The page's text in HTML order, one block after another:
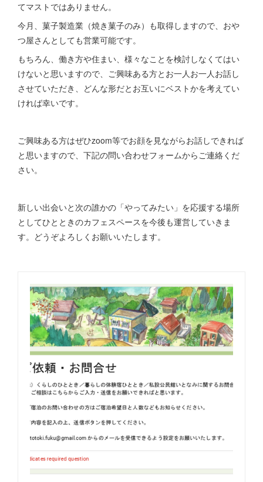
てマストではありません。
今月、菓子製造業（焼き菓子のみ）も取得しますので、おや
つ屋さんとしても営業可能です。
もちろん、働き方や住まい、様々なことを検討しなくてはい
けないと思いますので、ご興味ある方とお一人お一人お話し
させていただき、どんな形だとお互いにベストかを考えてい
ければ幸いです。
ご興味ある方はぜひzoom等でお顔を見ながらお話しできれば
と思いますので、下記の問い合わせフォームからご連絡くだ
さい。
新しい出会いと次の誰かの「やってみたい」を応援する場所
としてひとときのカフェスペースを今後も運営していきま
す。どうぞよろしくお願いいたします。